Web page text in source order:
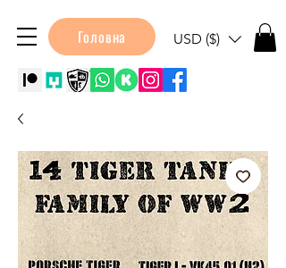
Головна USD ($)